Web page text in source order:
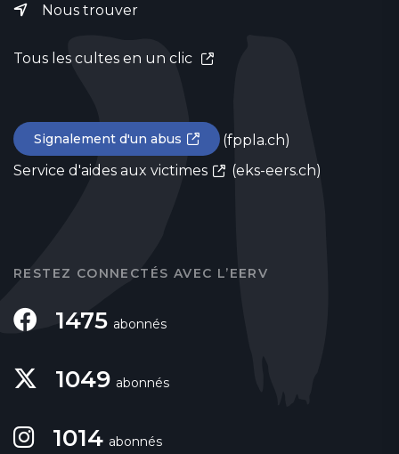
Nous trouver
Tous les cultes en un clic
Signalement d'un abus
(fppla.ch)
Service d'aides aux victimes
(eks-eers.ch)
RESTEZ CONNECTÉS AVEC L’EERV
1475 abonnés
1049 abonnés
1014 abonnés